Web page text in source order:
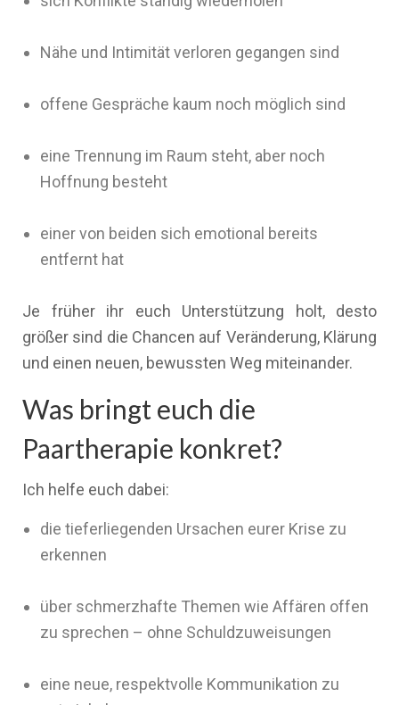
Nähe und Intimität verloren gegangen sind
offene Gespräche kaum noch möglich sind
eine Trennung im Raum steht, aber noch
Hoffnung besteht
einer von beiden sich emotional bereits
entfernt hat
Je früher ihr euch Unterstützung holt, desto
größer sind die Chancen auf Veränderung, Klärung
und einen neuen, bewussten Weg miteinander.
Was bringt euch die
Paartherapie konkret?
Ich helfe euch dabei:
die tieferliegenden Ursachen eurer Krise zu
erkennen
über schmerzhafte Themen wie Affären offen
zu sprechen – ohne Schuldzuweisungen
eine neue, respektvolle Kommunikation zu